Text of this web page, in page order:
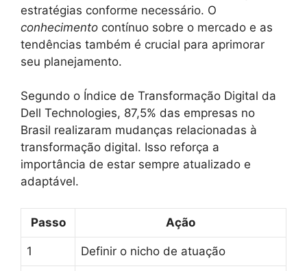
estratégias conforme necessário. O
conhecimento contínuo sobre o mercado e as
tendências também é crucial para aprimorar
seu planejamento.
Segundo o Índice de Transformação Digital da
Dell Technologies, 87,5% das empresas no
Brasil realizaram mudanças relacionadas à
transformação digital. Isso reforça a
importância de estar sempre atualizado e
adaptável.
Passo Ação
1 Definir o nicho de atuação